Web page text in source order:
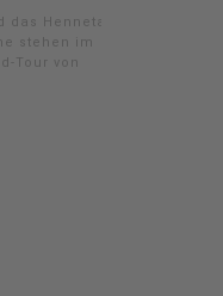
das Hennetal,
stehen im
Tour von